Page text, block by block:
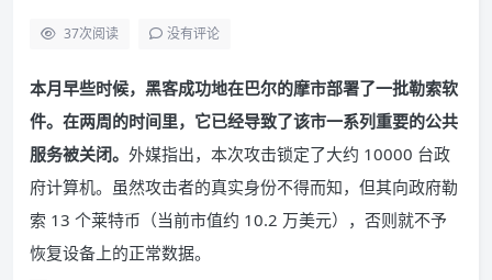
37次阅读 没有评论
本月早些时候，黑客成功地在巴尔的摩市部署了一批勒索软
件。在两周的时间里，它已经导致了该市一系列重要的公共
服务被关闭。 外媒指出，本次攻击锁定了大约 10000 台政
府计算机。虽然攻击者的真实身份不得而知，但其向政府勒
索 13 个莱特币（当前市值约 10.2 万美元），否则就不予
恢复设备上的正常数据。